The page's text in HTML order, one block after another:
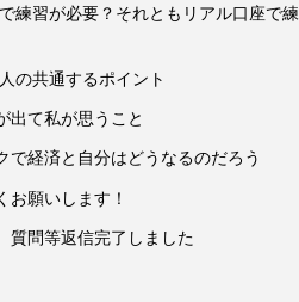
練習が必要？それともリアル口座で練
の共通するポイント
出て私が思うこと
で経済と自分はどうなるのだろう
お願いします！
質問等返信完了しました